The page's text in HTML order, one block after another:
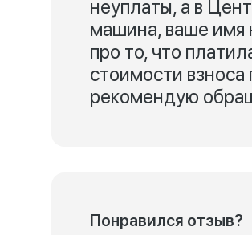
неуплаты, а в
машина, ваше имя
про то, что
стоимости
рекомендую
Понравился отзыв?